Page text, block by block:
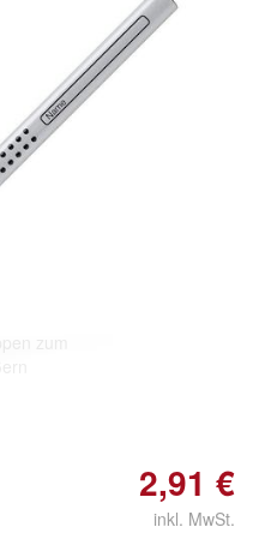
2,91 €
inkl. MwSt.